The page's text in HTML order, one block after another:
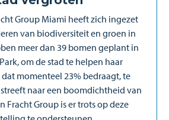
Group Miami heeft zich ingezet
van biodiversiteit en groen in
meer dan 39 bomen geplant in
om de stad te helpen haar
momenteel 23% bedraagt, te
naar een boomdichtheid van
Fracht Group is er trots op deze